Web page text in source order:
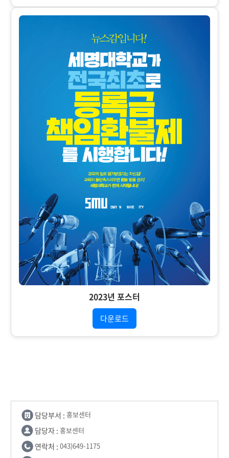
2023년 포스터
다운로드
담당부서 : 홍보센터
담당자 : 홍보센터
연락처 : 043)649-1175